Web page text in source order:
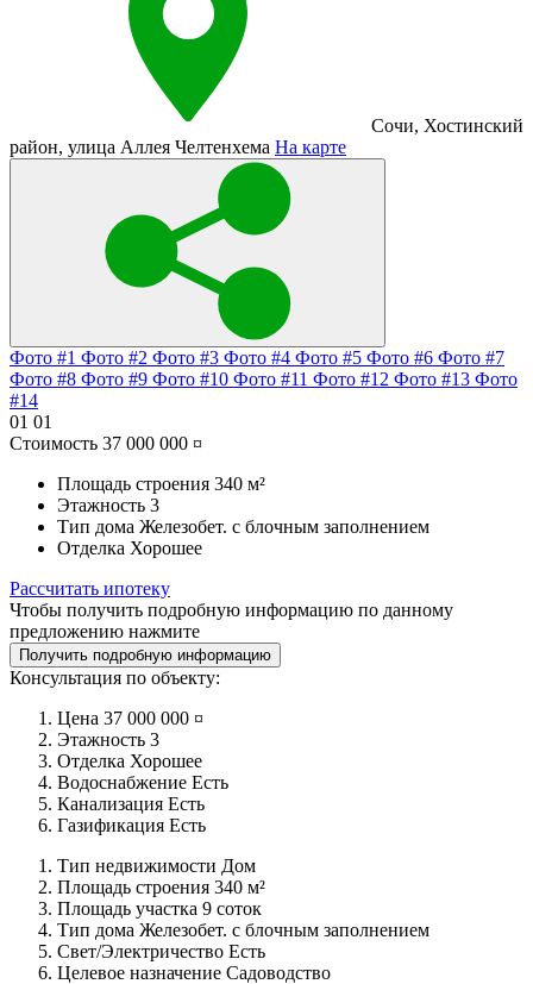
Сочи, Хостинский
район, улица Аллея Челтенхема На карте
Фото #1 Фото #2 Фото #3 Фото #4 Фото #5 Фото #6 Фото #7
Фото #8 Фото #9 Фото #10 Фото #11 Фото #12 Фото #13 Фото
#14
01 01
Стоимость 37 000 000 ¤
Площадь строения 340 м²
Этажность 3
Тип дома Железобет. с блочным заполнением
Отделка Хорошее
Рассчитать ипотеку
Чтобы получить подробную информацию по данному
предложению нажмите
Получить подробную информацию
Консультация по объекту:
Цена 37 000 000 ¤
Этажность 3
Отделка Хорошее
Водоснабжение Есть
Канализация Есть
Газификация Есть
Тип недвижимости Дом
Площадь строения 340 м²
Площадь участка 9 соток
Тип дома Железобет. с блочным заполнением
Свет/Электричество Есть
Целевое назначение Садоводство